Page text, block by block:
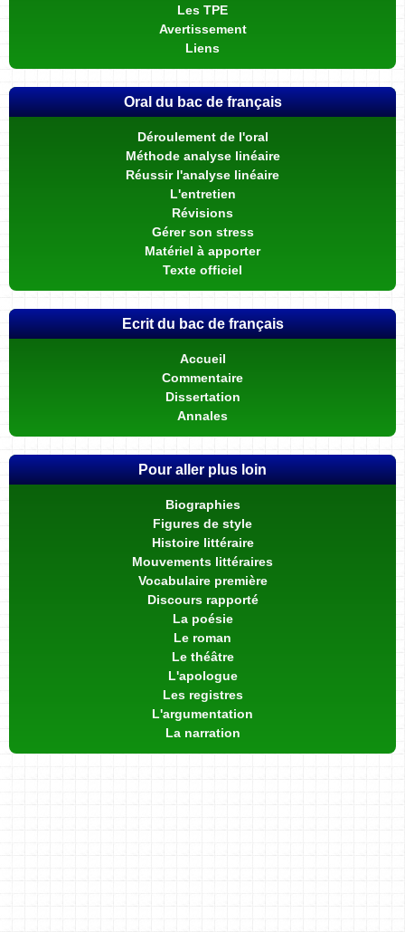
Les TPE
Avertissement
Liens
Oral du bac de français
Déroulement de l'oral
Méthode analyse linéaire
Réussir l'analyse linéaire
L'entretien
Révisions
Gérer son stress
Matériel à apporter
Texte officiel
Ecrit du bac de français
Accueil
Commentaire
Dissertation
Annales
Pour aller plus loin
Biographies
Figures de style
Histoire littéraire
Mouvements littéraires
Vocabulaire première
Discours rapporté
La poésie
Le roman
Le théâtre
L'apologue
Les registres
L'argumentation
La narration